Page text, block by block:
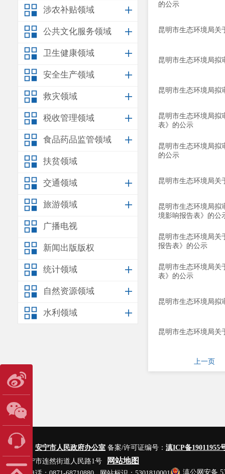
涉农补贴领域
公共文化服务领域
卫生健康领域
安全生产领域
救灾领域
税收管理领域
食品药品监管领域
扶贫领域
交通领域
旅游领域
广播电视
新闻出版版权
统计领域
自然资源领域
水利领域
的公示
昆明市生态环境局关
昆明市生态环境局拟
昆明市生态环境局拟
昆明市生态环境局拟
表》的公示
昆明市生态环境局拟
的公示
昆明市生态环境局关
昆明市生态环境局拟
境影响报告表》的公
昆明市生态环境局关
报告表》的公示
昆明市生态环境局关
表》的公示
昆明市生态环境局拟
昆明市生态环境局关
上一页
主办单位： 安宁市人民政府办公室 备案/许可证编号： 滇ICP备19011955
地址：安宁市连然街道人民路1号
网站地图
滇公网安备